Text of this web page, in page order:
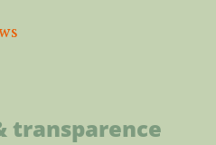
transparence